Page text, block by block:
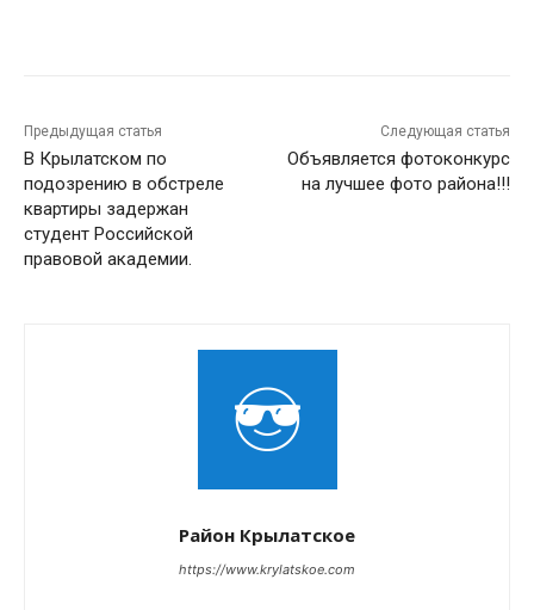
Предыдущая статья
В Крылатском по
подозрению в обстреле
квартиры задержан
студент Российской
правовой академии.
Следующая статья
Объявляется фотоконкурс
на лучшее фото района!!!
Район Крылатское
https://www.krylatskoe.com